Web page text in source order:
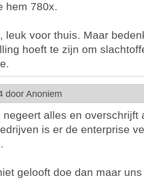
hem 780x.
leuk voor thuis. Maar
hoeft te zijn om
door Anoniem
negeert alles en overschrijft
is er de enterprise
gelooft doe dan maar